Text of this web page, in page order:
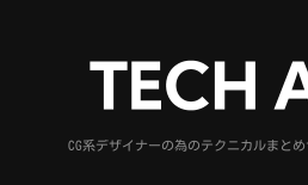
CG系デザイナーの為のテクニカルまと